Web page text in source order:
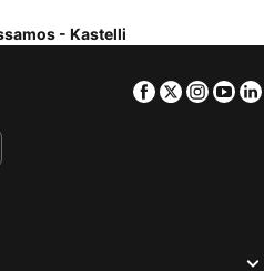
- Kastelli
Facebook
Twitter